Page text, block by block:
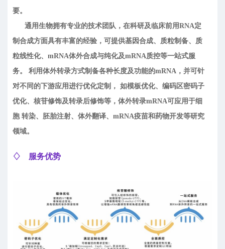
要。
通用生物拥有专业的技术团队，在科研及临床前用RNA定
制合成方面具有丰富的经验，可提供基因合成、质粒制备、质
粒线性化、mRNA体外合成与纯化及mRNA质控等一站式服
务。 利用体外转录方式制备各种长度及功能的mRNA，并可针
对不同的下游应用进行优化定制， 如模板优化、编码区密码子
优化、核苷修饰及转录后修饰等，体外转录mRNA可应用于细
胞 转染、胚胎注射、体外翻译、mRNA疫苗和药物开发等研究
领域。
♢ 服务优势